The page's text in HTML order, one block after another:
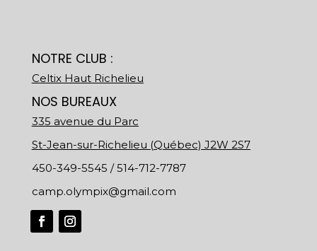
NOTRE CLUB :
Celtix Haut Richelieu
NOS BUREAUX
335 avenue du Parc
St-Jean-sur-Richelieu (Québec) J2W 2S7
450-349-5545 / 514-712-7787
camp.olympix@gmail.com